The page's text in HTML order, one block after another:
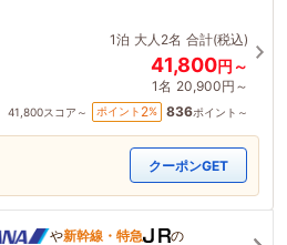
1泊 大人2名 合計(税込)
41,800円～
1名 20,900円～
41,800スコア～ ポイント 2% 836ポイント～
クーポンGET
や新幹線・特急
の